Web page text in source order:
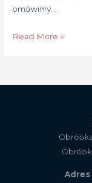
omówimy …
Cięcie
Read More »
Adres